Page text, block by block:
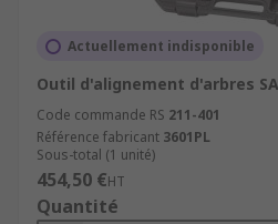
Actuellement indisponible
Outil d'alignement d'arbres
Code commande RS 211-401
Référence fabricant 3601PL
Sous-total (1 unité)
454,50 €HT
Quantité